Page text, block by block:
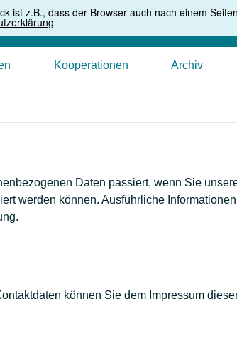
ist z.B., dass der Browser auch nach einem
Kooperationen Archiv
Daten passiert, wenn Sie
werden können. Ausführliche
können Sie dem Impressum